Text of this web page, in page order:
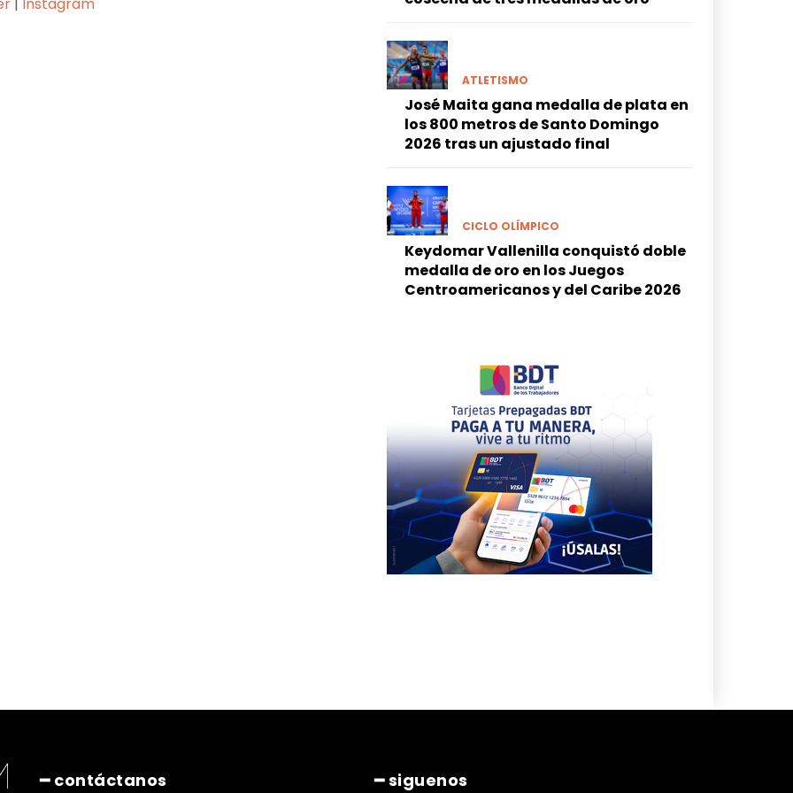
ATLETISMO
José Maita gana medalla de plata en
los 800 metros de Santo Domingo
2026 tras un ajustado final
CICLO OLÍMPICO
Keydomar Vallenilla conquistó doble
medalla de oro en los Juegos
Centroamericanos y del Caribe 2026
━ contáctanos ━ siguenos